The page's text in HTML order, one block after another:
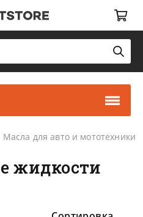
Масла для авто и мототехники
жидкости